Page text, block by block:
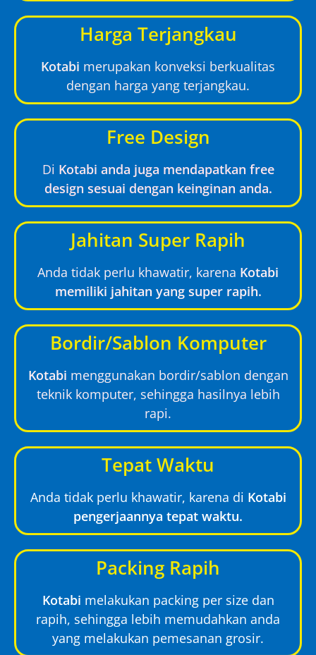
Harga Terjangkau
Kotabi merupakan konveksi berkualitas
dengan harga yang terjangkau.
Free Design
Di Kotabi anda juga mendapatkan free
design sesuai dengan keinginan anda.
Jahitan Super Rapih
Anda tidak perlu khawatir, karena Kotabi
memiliki jahitan yang super rapih.
Bordir/Sablon Komputer
Kotabi menggunakan bordir/sablon dengan
teknik komputer, sehingga hasilnya lebih
rapi.
Tepat Waktu
Anda tidak perlu khawatir, karena di Kotabi
pengerjaannya tepat waktu.
Packing Rapih
Kotabi melakukan packing per size dan
rapih, sehingga lebih memudahkan anda
yang melakukan pemesanan grosir.